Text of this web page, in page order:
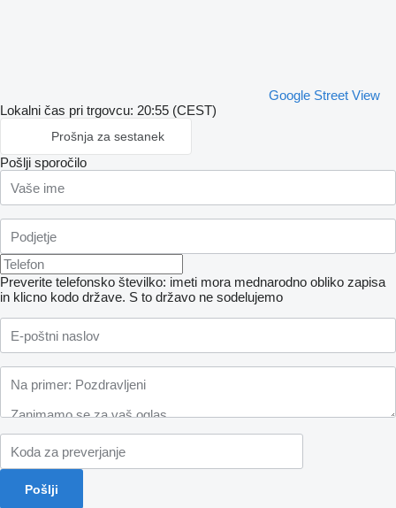
Google Street View
Lokalni čas pri trgovcu: 20:55 (CEST)
Prošnja za sestanek
Pošlji sporočilo
Preverite telefonsko številko: imeti mora mednarodno obliko zapisa
in klicno kodo države. S to državo ne sodelujemo